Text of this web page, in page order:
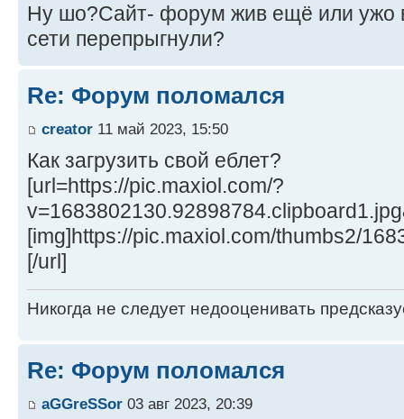
Ну шо?Сайт- форум жив ещё или ужо
сети перепрыгнули?
Re: Форум поломался
creator 11 май 2023, 15:50
Как загрузить свой еблет?
[url=https://pic.maxiol.com/?
[img]https://pic.maxiol.com/thumbs2/
[/url]
Никогда не следует недооценивать
Re: Форум поломался
aGGreSSor 03 авг 2023, 20:39